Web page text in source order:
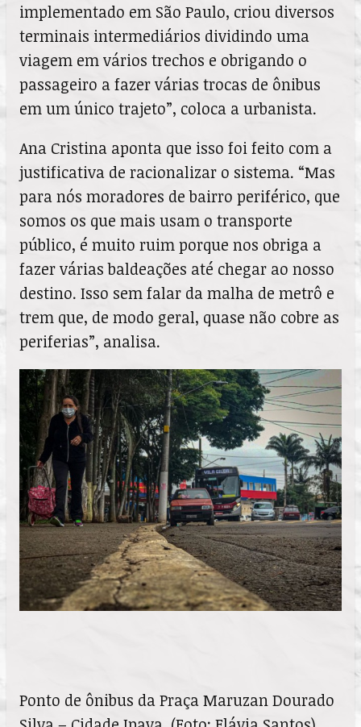
implementado em São Paulo, criou diversos
terminais intermediários dividindo uma
viagem em vários trechos e obrigando o
passageiro a fazer várias trocas de ônibus
em um único trajeto”, coloca a urbanista.
Ana Cristina aponta que isso foi feito com a
justificativa de racionalizar o sistema. “Mas
para nós moradores de bairro periférico, que
somos os que mais usam o transporte
público, é muito ruim porque nos obriga a
fazer várias baldeações até chegar ao nosso
destino. Isso sem falar da malha de metrô e
trem que, de modo geral, quase não cobre as
periferias”, analisa.
Ponto de ônibus da Praça Maruzan Dourado